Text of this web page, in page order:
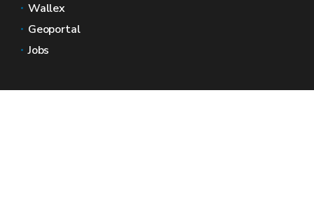
Wallex
Geoportal
Jobs